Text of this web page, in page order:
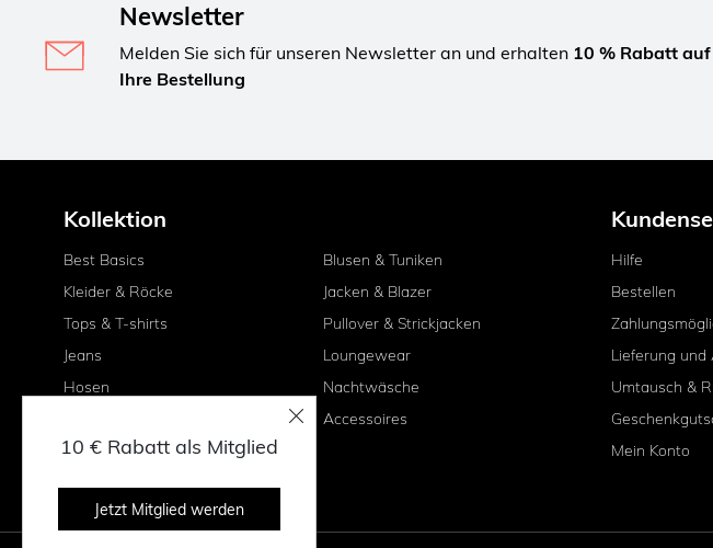
Newsletter
Melden Sie sich für unseren Newsletter an und erhalten 10 % Rabatt auf
Ihre Bestellung
Kollektion
Best Basics
Kleider & Röcke
Tops & T-shirts
Jeans
Hosen
Leggings & Treggings
Blusen & Tuniken
Jacken & Blazer
Pullover & Strickjacken
Loungewear
Nachtwäsche
Accessoires
Hilfe
Bestellen
Lieferung und
Umtausch &
Mein Konto
10 € Rabatt als Mitglied
Jetzt Mitglied werden